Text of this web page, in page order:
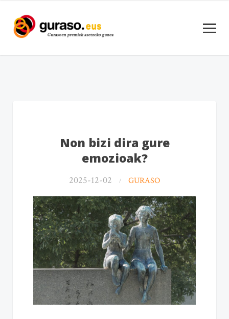
Non bizi dira gure
emozioak?
2025-12-02 GURASO